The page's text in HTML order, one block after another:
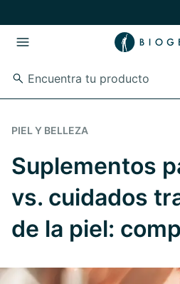
PIEL Y BELLEZA
Suplementos
vs. cuidados
de la piel: